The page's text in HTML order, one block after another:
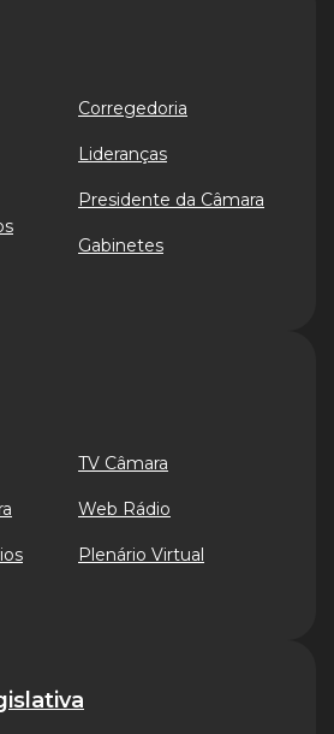
Corregedoria
Lideranças
Presidente da Câmara
Gabinetes
TV Câmara
Web Rádio
Plenário Virtual